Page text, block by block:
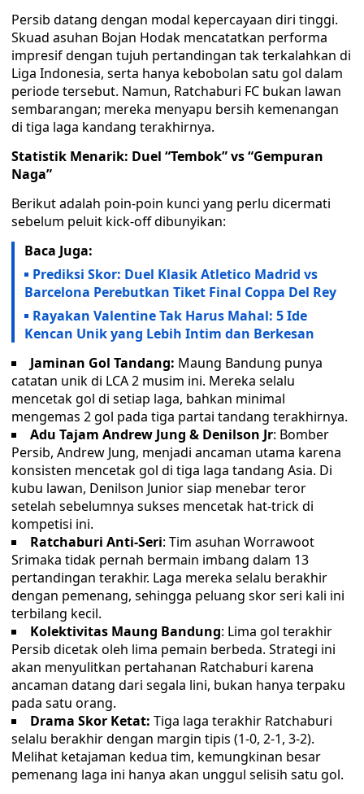
Persib datang dengan modal kepercayaan diri tinggi.
Skuad asuhan Bojan Hodak mencatatkan performa
impresif dengan tujuh pertandingan tak terkalahkan di
Liga Indonesia, serta hanya kebobolan satu gol dalam
periode tersebut. Namun, Ratchaburi FC bukan lawan
sembarangan; mereka menyapu bersih kemenangan
di tiga laga kandang terakhirnya.
Statistik Menarik: Duel “Tembok” vs “Gempuran
Naga”
Berikut adalah poin-poin kunci yang perlu dicermati
sebelum peluit kick-off dibunyikan:
Baca Juga:
Prediksi Skor: Duel Klasik Atletico Madrid vs
Barcelona Perebutkan Tiket Final Coppa Del Rey
Rayakan Valentine Tak Harus Mahal: 5 Ide
Kencan Unik yang Lebih Intim dan Berkesan
Jaminan Gol Tandang: Maung Bandung punya
catatan unik di LCA 2 musim ini. Mereka selalu
mencetak gol di setiap laga, bahkan minimal
mengemas 2 gol pada tiga partai tandang terakhirnya.
Adu Tajam Andrew Jung & Denilson Jr: Bomber
Persib, Andrew Jung, menjadi ancaman utama karena
konsisten mencetak gol di tiga laga tandang Asia. Di
kubu lawan, Denilson Junior siap menebar teror
setelah sebelumnya sukses mencetak hat-trick di
kompetisi ini.
Ratchaburi Anti-Seri: Tim asuhan Worrawoot
Srimaka tidak pernah bermain imbang dalam 13
pertandingan terakhir. Laga mereka selalu berakhir
dengan pemenang, sehingga peluang skor seri kali ini
terbilang kecil.
Kolektivitas Maung Bandung: Lima gol terakhir
Persib dicetak oleh lima pemain berbeda. Strategi ini
akan menyulitkan pertahanan Ratchaburi karena
ancaman datang dari segala lini, bukan hanya terpaku
pada satu orang.
Drama Skor Ketat: Tiga laga terakhir Ratchaburi
selalu berakhir dengan margin tipis (1-0, 2-1, 3-2).
Melihat ketajaman kedua tim, kemungkinan besar
pemenang laga ini hanya akan unggul selisih satu gol.